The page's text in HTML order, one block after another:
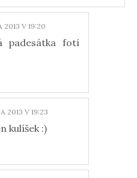
2013 V 19:20
padesátka fotí
2013 V 19:23
kulíšek :)